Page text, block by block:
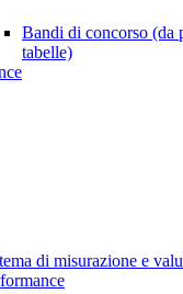
Bandi di concorso (da
tabelle)
di misurazione e